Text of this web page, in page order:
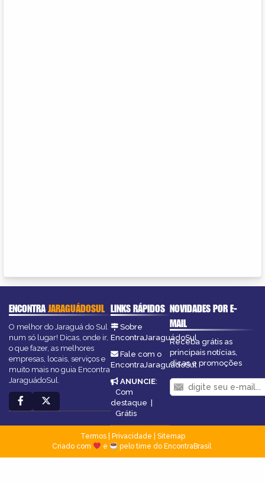
ENCONTRAJARAGUÁDOSUL
O melhor do Jaraguá do Sul
num só lugar! Dicas, onde ir,
o que fazer, as melhores
empresas, locais, serviços e
muito mais no guia Encontra
JaraguádoSul.
LINKS RÁPIDOS
Sobre
EncontraJaraguádoSul
Fale com o
EncontraJaraguádoSul
ANUNCIE:
Com
destaque |
Grátis
NOVIDADES POR E-
MAIL
Receba grátis as
principais notícias,
dicas e promoções
Termos| Privacidade
Sitemap
Criado com
e pelo time do EncontraBrasil